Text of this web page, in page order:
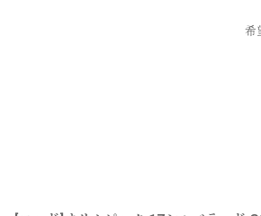
希